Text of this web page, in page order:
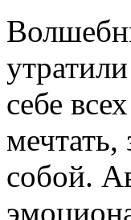
себе
собой.